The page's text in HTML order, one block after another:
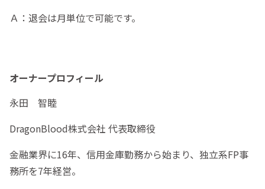
Ａ：退会は月単位で可能です。
オーナープロフィール
永田 智睦
DragonBlood株式会社 代表取締役
金融業界に16年、信用金庫勤務から始まり、独立系FP事
務所を7年経営。